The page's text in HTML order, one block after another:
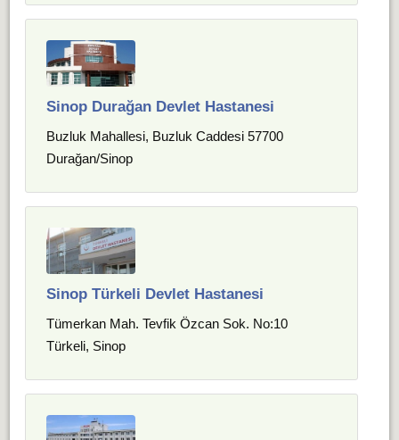
Sinop Durağan Devlet Hastanesi
Buzluk Mahallesi, Buzluk Caddesi 57700
Durağan/Sinop
Sinop Türkeli Devlet Hastanesi
Tümerkan Mah. Tevfik Özcan Sok. No:10
Türkeli, Sinop